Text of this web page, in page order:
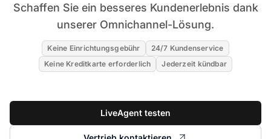
Schaffen Sie ein besseres Kundenerlebnis dank
unserer Omnichannel-Lösung.
Keine Einrichtungsgebühr
24/7 Kundenservice
Keine Kreditkarte erforderlich
Jederzeit kündbar
LiveAgent testen